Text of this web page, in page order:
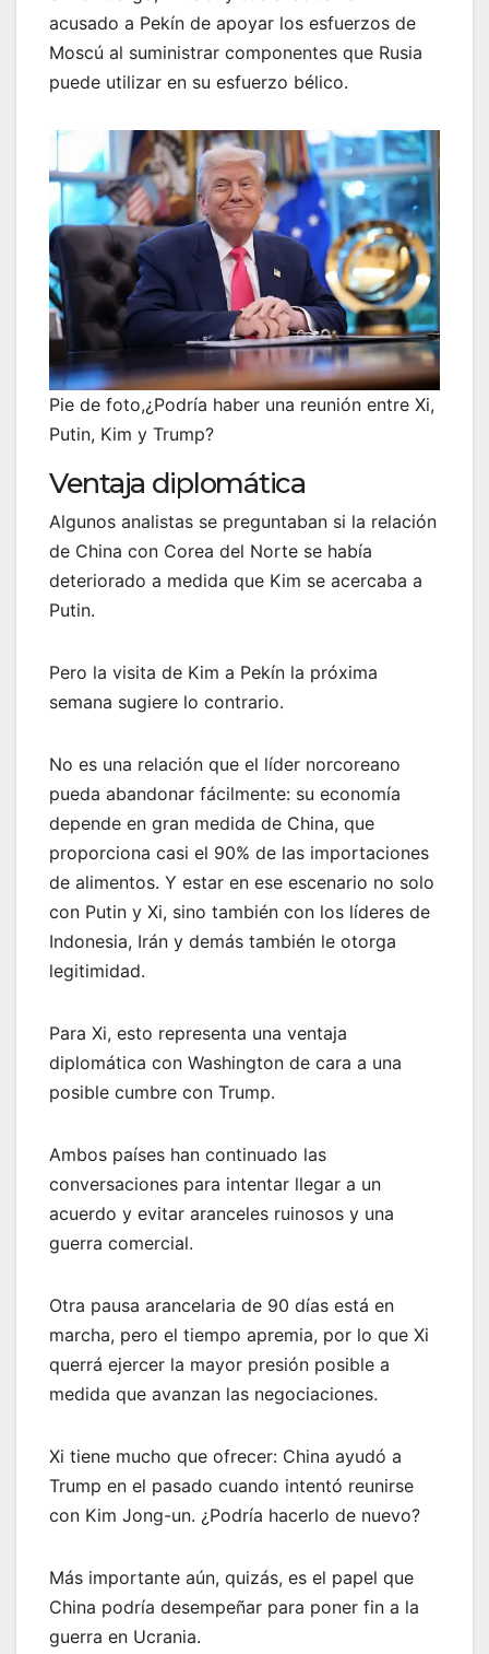
acusado a Pekín de apoyar los esfuerzos de
Moscú al suministrar componentes que Rusia
puede utilizar en su esfuerzo bélico.
Pie de foto,¿Podría haber una reunión entre Xi,
Putin, Kim y Trump?
Ventaja diplomática
Algunos analistas se preguntaban si la relación
de China con Corea del Norte se había
deteriorado a medida que Kim se acercaba a
Putin.
Pero la visita de Kim a Pekín la próxima
semana sugiere lo contrario.
No es una relación que el líder norcoreano
pueda abandonar fácilmente: su economía
depende en gran medida de China, que
proporciona casi el 90% de las importaciones
de alimentos. Y estar en ese escenario no solo
con Putin y Xi, sino también con los líderes de
Indonesia, Irán y demás también le otorga
legitimidad.
Para Xi, esto representa una ventaja
diplomática con Washington de cara a una
posible cumbre con Trump.
Ambos países han continuado las
conversaciones para intentar llegar a un
acuerdo y evitar aranceles ruinosos y una
guerra comercial.
Otra pausa arancelaria de 90 días está en
marcha, pero el tiempo apremia, por lo que Xi
querrá ejercer la mayor presión posible a
medida que avanzan las negociaciones.
Xi tiene mucho que ofrecer: China ayudó a
Trump en el pasado cuando intentó reunirse
con Kim Jong-un. ¿Podría hacerlo de nuevo?
Más importante aún, quizás, es el papel que
China podría desempeñar para poner fin a la
guerra en Ucrania.